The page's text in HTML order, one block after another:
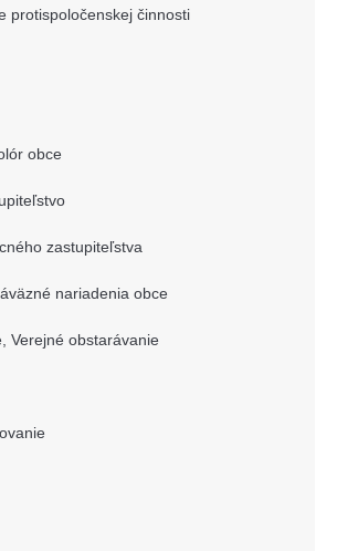
protispoločenskej činnosti
obce
zastupiteľstva
nariadenia obce
Verejné obstarávanie